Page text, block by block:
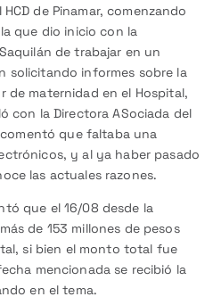
de Pinamar, comenzando
que dio inicio con la
de trabajar en un
solicitando informes sobre la
de maternidad en el Hospital,
con la Directora ASociada del
comentó que faltaba una
y al ya haber pasado
las actuales razones.
que el 16/08 desde la
de 153 millones de pesos
si bien el monto total fue
mencionada se recibió la
en el tema.